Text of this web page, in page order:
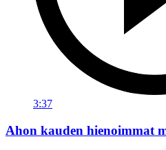
3:37
Ahon kauden hienoimmat